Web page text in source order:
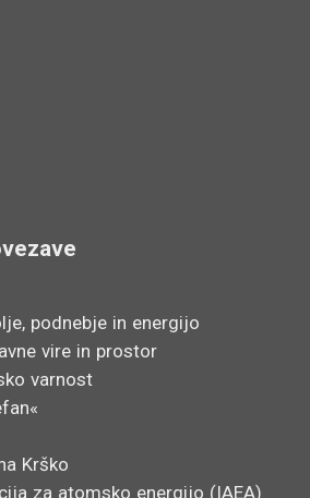
podnebje in energijo
vire in prostor
varnost
Krško
za atomsko energijo (IAEA)